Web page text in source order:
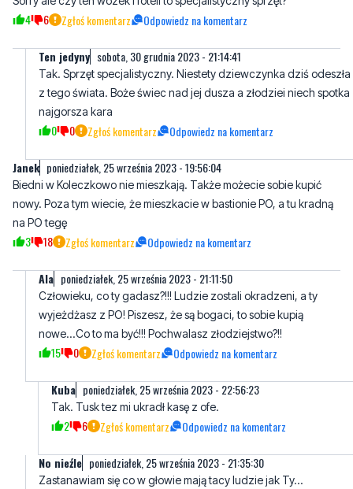
Tak. Sprzęt specjalistyczny. Niestety dziewczynka dziś odeszła
najgorsza kara
0 0 Zgłoś komentarz Odpowiedz na komentarz
Janek poniedziałek, 25 września 2023 - 19:56:04
Biedni w Koleczkowo nie mieszkają. Także możecie sobie kupić
na PO tegę
3 18 Zgłoś komentarz Odpowiedz na komentarz
Ala poniedziałek, 25 września 2023 - 21:11:50
Człowieku, co ty gadasz?!!! Ludzie zostali okradzeni, a ty
nowe...Co to ma być!!! Pochwalasz złodziejstwo?!!
15 0 Zgłoś komentarz Odpowiedz na komentarz
Kuba poniedziałek, 25 września 2023 - 22:56:23
Tak. Tusk tez mi ukradł kasę z ofe.
No nieźle poniedziałek, 25 września 2023 - 21:35:30
Zastanawiam się co w głowie mają tacy ludzie jak Ty...
innych... nawet jeżeli ludzie mogliby sobie kupić 3 nowe auta to
hołoty, która kradnie to nie usprawiedliwia